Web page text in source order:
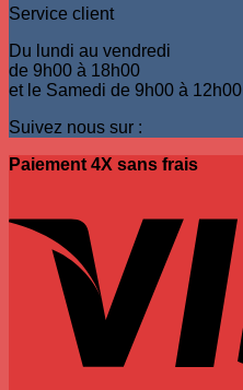
Service client
Du lundi au vendredi
de 9h00 à 18h00
et le Samedi de 9h00 à 12h00
Suivez nous sur :
Paiement 4X sans frais